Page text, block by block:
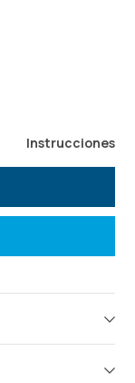
Instrucciones